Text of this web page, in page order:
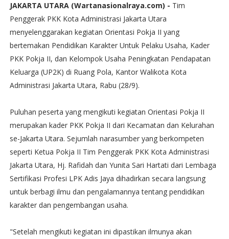
JAKARTA UTARA (Wartanasionalraya.com) - Tim
Penggerak PKK Kota Administrasi Jakarta Utara
menyelenggarakan kegiatan Orientasi Pokja II yang
bertemakan Pendidikan Karakter Untuk Pelaku Usaha, Kader
PKK Pokja II, dan Kelompok Usaha Peningkatan Pendapatan
Keluarga (UP2K) di Ruang Pola, Kantor Walikota Kota
Administrasi Jakarta Utara, Rabu (28/9).
Puluhan peserta yang mengikuti kegiatan Orientasi Pokja II
merupakan kader PKK Pokja II dari Kecamatan dan Kelurahan
se-Jakarta Utara. Sejumlah narasumber yang berkompeten
seperti Ketua Pokja II Tim Penggerak PKK Kota Administrasi
Jakarta Utara, Hj. Rafidah dan Yunita Sari Hartati dari Lembaga
Sertifikasi Profesi LPK Adis Jaya dihadirkan secara langsung
untuk berbagi ilmu dan pengalamannya tentang pendidikan
karakter dan pengembangan usaha.
"Setelah mengikuti kegiatan ini dipastikan ilmunya akan